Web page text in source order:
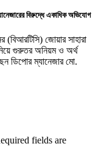
বিরুদ্ধে একাধিক অভিযোগ
(বিআরটিসি) জোয়ার সাহারা
গুরুতর অনিয়ম ও অর্থ
ডিপোর ম্যানেজার মো.
fields are